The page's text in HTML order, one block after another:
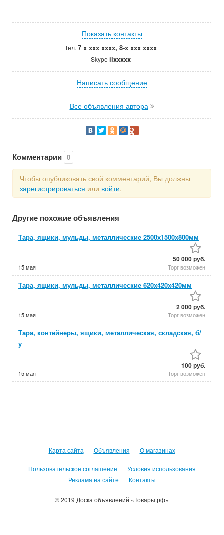
Показать контакты
Тел. 7 x xxx xxxx, 8-x xxx xxxx
Skype ilxxxxx
Написать сообщение
Все объявления автора
Комментарии 0
Чтобы опубликовать свой комментарий, Вы должны
зарегистрироваться или войти.
Другие похожие объявления
Тара, ящики, мульды, металлические 2500х1500х800мм
15 мая
50 000 руб.
Торг возможен
Тара, ящики, мульды, металлические 620х420х420мм
15 мая
2 000 руб.
Торг возможен
Тара, контейнеры, ящики, металлическая, складская, б/
у
15 мая
100 руб.
Торг возможен
Карта сайта Объявления О магазинах
Пользовательское соглашение
Условия использования
Реклама на сайте
Контакты
© 2019 Доска объявлений «Товары.рф»